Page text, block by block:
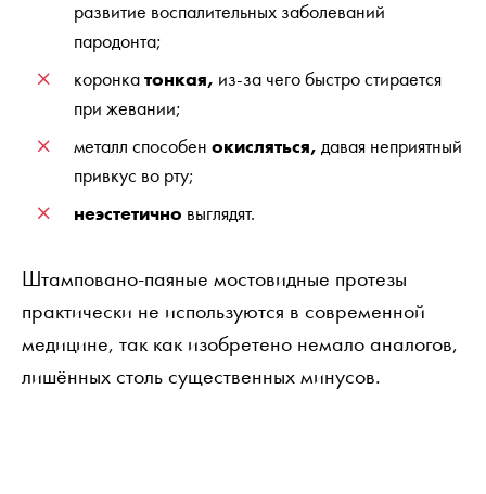
развитие воспалительных заболеваний
пародонта;
коронкатонкая, из-за чего быстро стирается
при жевании;
металл способен окисляться, давая неприятный
привкус во рту;
неэстетично выглядят.
Штамповано-паяные мостовидные протезы
практически не используются в современной
медицине, так как изобретено немало аналогов,
лишённых столь существенных минусов.